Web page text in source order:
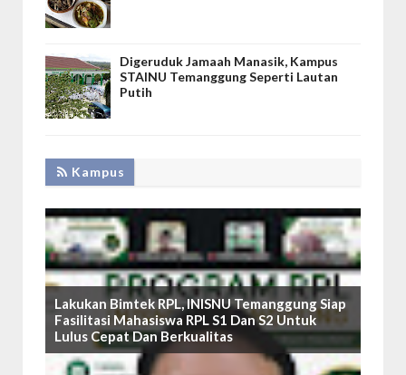
Digeruduk Jamaah Manasik, Kampus
STAINU Temanggung Seperti Lautan
Putih
Kampus
Lakukan Bimtek RPL, INISNU Temanggung Siap
Fasilitasi Mahasiswa RPL S1 Dan S2 Untuk
Lulus Cepat Dan Berkualitas